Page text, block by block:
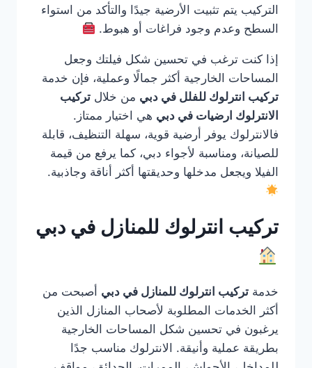
التركيب يتم تثبيت الأرضية جيدًا والتأكد من استواء
السطح وعدم وجود فراغات أو هبوط.
إذا كنت ترغب في تحسين شكل فيلتك وجعل
المساحات الخارجية أكثر جمالًا وعملية، فإن خدمة
تركيب انترلوك للفلل في دبي من خلال تركيب
الانترلوك ارضيات في دبي هي اختيار ممتاز.
فالانترلوك يوفر أرضية قوية، سهلة التنظيف، قابلة
للصيانة، ومناسبة لأجواء دبي، كما يرفع من قيمة
الفيلا ويجعل مدخلها وحديقتها أكثر أناقة وجاذبية.
تركيب انترلوك للمنازل في دبي
خدمة تركيب انترلوك للمنازل في دبي أصبحت من
أكثر الخدمات المطلوبة لأصحاب المنازل الذين
يرغبون في تحسين شكل المساحات الخارجية
بطريقة عملية وأنيقة. الانترلوك مناسب جدًا